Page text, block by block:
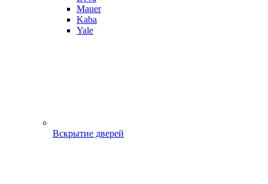
Mauer
Kaba
Yale
Вскрытие дверей